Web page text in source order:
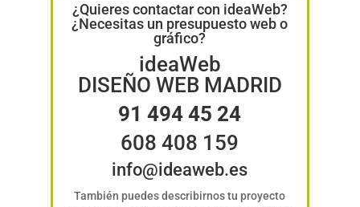
¿Quieres contactar con ideaWeb?
¿Necesitas un presupuesto web o
gráfico?
ideaWeb
DISEÑO WEB MADRID
91 494 45 24
608 408 159
info@ideaweb.es
También puedes describirnos tu proyecto